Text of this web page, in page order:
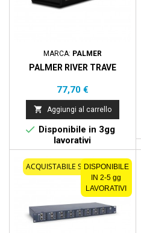
MARCA: PALMER
PALMER RIVER TRAVE
Prezzo
77,70 €
 Aggiungi al carrello
 Disponibile in 3gg
lavorativi
ACQUISTABILE SOLO ONLINE
DISPONIBILE
IN 2-5 gg
LAVORATIVI